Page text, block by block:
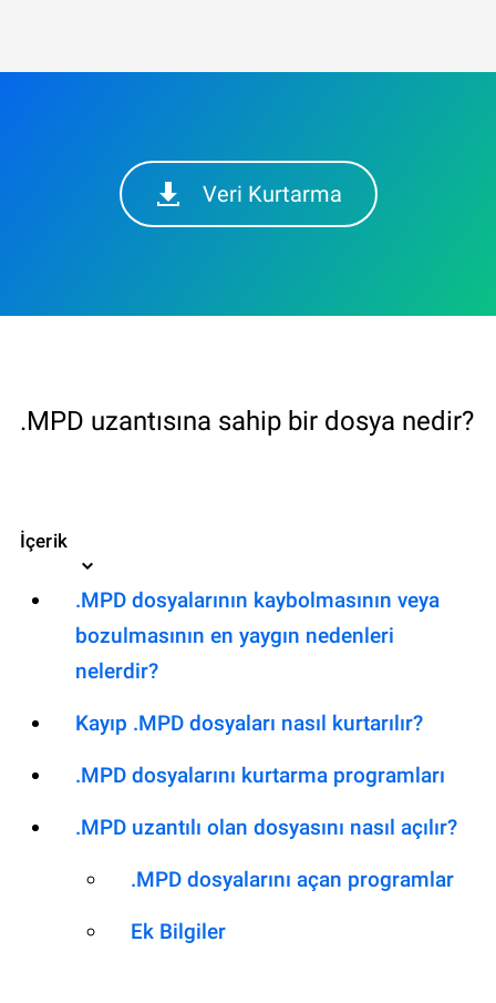
Veri Kurtarma
.MPD uzantısına sahip bir dosya nedir?
İçerik
.MPD dosyalarının kaybolmasının veya
bozulmasının en yaygın nedenleri
nelerdir?
Kayıp .MPD dosyaları nasıl kurtarılır?
.MPD dosyalarını kurtarma programları
.MPD uzantılı olan dosyasını nasıl açılır?
.MPD dosyalarını açan programlar
Ek Bilgiler